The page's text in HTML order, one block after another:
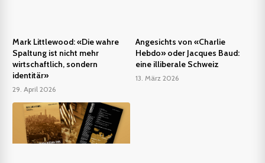
Mark Littlewood: «Die wahre
Spaltung ist nicht mehr
wirtschaftlich, sondern
identitär»
29. April 2026
Angesichts von «Charlie
Hebdo» oder Jacques Baud:
eine illiberale Schweiz
13. März 2026